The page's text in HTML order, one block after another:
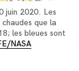
juin 2020. Les
que la
les bleues sont
NASA